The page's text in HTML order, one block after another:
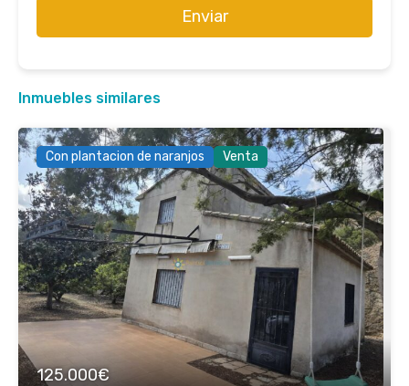
Enviar
Inmuebles similares
Con plantacion de naranjos Venta
125.000€